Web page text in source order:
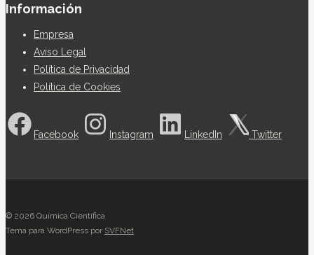
Información
Empresa
Aviso Legal
Política de Privacidad
Política de Cookies
Facebook Instagram LinkedIn Twitter
© 2026 Química Científica
Tema para WordPress por SVFNet